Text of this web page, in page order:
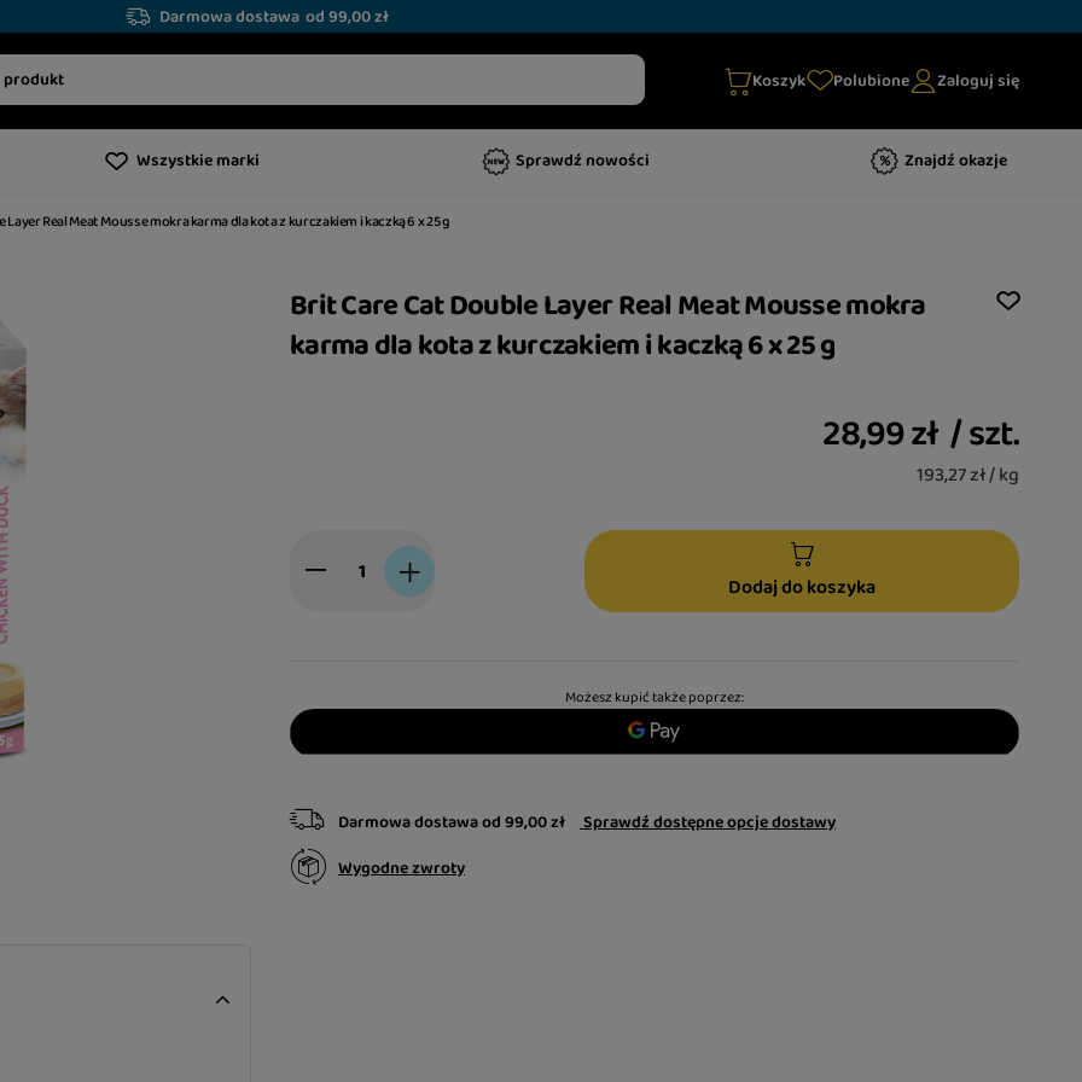
Darmowa dostawa od 99,00 zł
Koszyk Polubione Zaloguj się
Wszystkie marki Sprawdź nowości Znajdź okazje
Layer Real Meat Mousse mokra karma dla kota z kurczakiem i kaczką 6 x 25 g
Brit Care Cat Double Layer Real Meat Mousse mokra
karma dla kota z kurczakiem i kaczką 6 x 25 g
28,99 zł /szt.
193,27 zł / kg
Dodaj do koszyka
Możesz kupić także poprzez:
Darmowa dostawaod99,00 zł Sprawdź dostępne opcje dostawy
Wygodne zwroty